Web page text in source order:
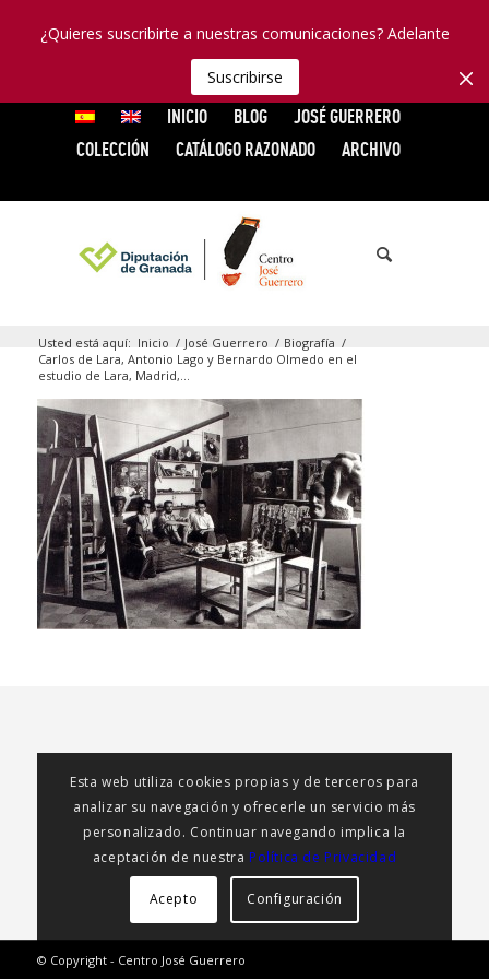
¿Quieres suscribirte a nuestras comunicaciones? Adelante
Suscribirse
INICIO BLOG
JOSÉ GUERRERO
COLECCIÓN
CATÁLOGO RAZONADO ARCHIVO
Usted está aquí: Inicio / José Guerrero / Biografía /
Carlos de Lara, Antonio Lago y Bernardo Olmedo en el
estudio de Lara, Madrid,...
© Copyright - Centro José Guerrero
Esta web utiliza cookies propias y de terceros para
analizar su navegación y ofrecerle un servicio más
personalizado. Continuar navegando implica la
aceptación de nuestra Política de Privacidad
Acepto Configuración